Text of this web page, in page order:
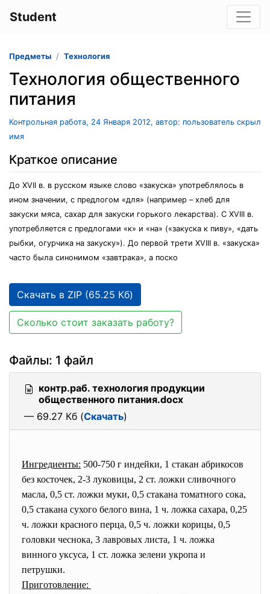
Student
Предметы Технология
Технология общественного
питания
Контрольная работа, 24 Января 2012, автор: пользователь скрыл
имя
Краткое описание
До XVII в. в русском языке слово «закуска» употреблялось в
ином значении, с предлогом «для» (например – хлеб для
закуски мяса, сахар для закуски горького лекарства). С XVIII в.
употребляется с предлогами «к» и «на» («закуска к пиву», «дать
рыбки, огурчика на закуску»). До первой трети XVIII в. «закуска»
часто была синонимом «завтрака», а поско
Скачать в ZIP (65.25 Кб)
Сколько стоит заказать работу?
Файлы: 1 файл
контр.раб. технология продукции
общественного питания.docx
— 69.27 Кб (Скачать)
Ингредиенты: 500-750 г индейки, 1 стакан абрикосов
без косточек, 2-3 луковицы, 2 ст. ложки сливочного
масла, 0,5 ст. ложки муки, 0,5 стакана томатного сока,
0,5 стакана сухого белого вина, 1 ч. ложка сахара, 0,25
ч. ложки красного перца, 0,5 ч. ложки корицы, 0,5
головки чеснока, 3 лавровых листа, 1 ч. ложка
винного уксуса, 1 ст. ложка зелени укропа и
петрушки.
Приготовление: